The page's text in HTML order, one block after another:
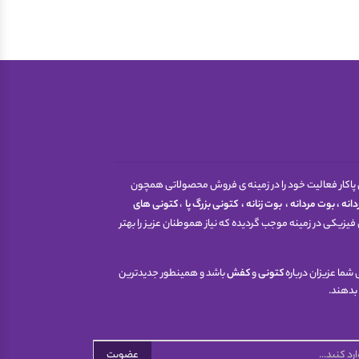
پاکار فعالیت خود را در زمینه ی فروش محصولاتی همچون
،بوت مردانه،بوت زنانه،کتونیبزرگ پا ،کتونی های
در زمینه موجب گردیده که نیاز هموطنان عزیز را بهتر
عزیزان دربارهکتونیوکفشباشد و همینطور جدیدترین
بدهند.
عضویت